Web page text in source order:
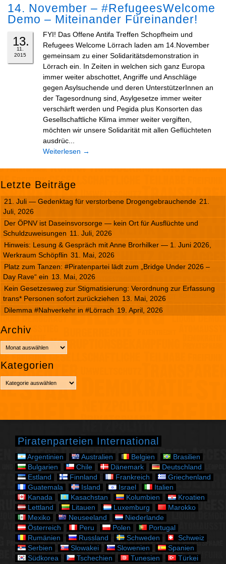
14. November – #RefugeesWelcome
Demo – Miteinander Füreinander!
13.
11.
2015
FYI! Das Offene Antifa Treffen Schopfheim und
Refugees Welcome Lörrach laden am 14.November
gemeinsam zu einer Solidaritätsdemonstration in
Lörrach ein. In Zeiten in welchen sich ganz Europa
immer weiter abschottet, Angriffe und Anschläge
gegen Asylsuchende und deren UnterstützerInnen an
der Tagesordnung sind, Asylgesetze immer weiter
verschärft werden und Pegida plus Konsorten das
Gesellschaftliche Klima immer weiter vergiften,
möchten wir unsere Solidarität mit allen Geflüchteten
ausdrüc...
Weiterlesen →
Letzte Beiträge
21. Juli — Gedenktag für verstorbene Drogengebrauchende 21.
Juli, 2026
Der ÖPNV ist Daseinsvorsorge — kein Ort für Ausflüchte und
Schuldzuweisungen 11. Juli, 2026
Hinweis: Lesung & Gespräch mit Anne Brorhilker — 1. Juni 2026,
Werkraum Schöpflin 31. Mai, 2026
Platz zum Tanzen: #Piratenpartei lädt zum „Bridge Under 2026 –
Day Rave“ ein 13. Mai, 2026
Kein Gesetzesweg zur Stigmatisierung: Verordnung zur Erfassung
trans* Personen sofort zurückziehen 13. Mai, 2026
Dilemma #Nahverkehr in #Lörrach 19. April, 2026
Archiv
r
c
Kategorien
a
g
Piratenparteien International
Argentinien Australien Belgien
Brasilien
Bulgarien
Chile Dänemark
Deutschland
Estland
Finnland Frankreich
Griechenland
Guatemala
Island Israel
Italien
Kanada
Kasachstan Kolumbien
Kroatien
Lettland
Litauen Luxemburg
Marokko
Mexiko
Neuseeland
Niederlande
Österreich
Peru Polen
Portugal
Rumänien
Russland Schweden
Schweiz
Serbien
Slowakei Slowenien
Spanien
Südkorea
Tschechien Tunesien Türkei